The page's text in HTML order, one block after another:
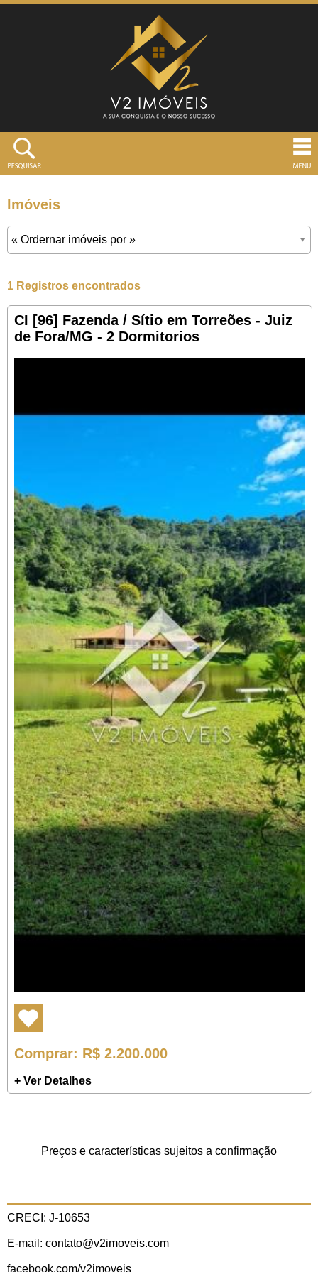
Imóveis
1 Registros encontrados
CI [96] Fazenda / Sítio em Torreões - Juiz
de Fora/MG - 2 Dormitorios
Comprar: R$ 2.200.000
+ Ver Detalhes
Preços e características sujeitos a confirmação
CRECI: J-10653
E-mail: contato@v2imoveis.com
facebook.com/v2imoveis